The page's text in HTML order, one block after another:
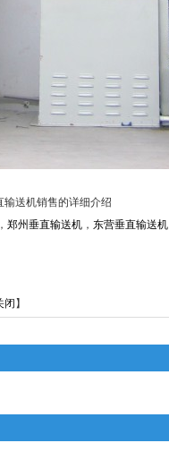
送机销售的详细介绍
， 郑州垂直输送机 ， 东营垂直输送机
闭 】